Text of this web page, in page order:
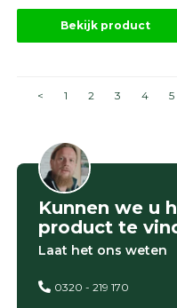
Bekijk product
< 1 2 3 4 5
Kunnen we u
product te
Laat het ons weten
0320 - 219 170